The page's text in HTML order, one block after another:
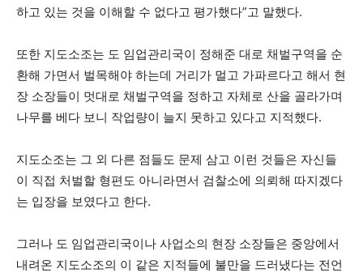
하고 있는 것을 이해할 수 없다고 평가했다”고 말했다.
또한 지도소조는 도 임업관리국이 정해준 대로 채벌구역을 순
환해 가면서 벌목해야 하는데 거리가 멀고 가파르다고 해서 현
장 소장들이 멋대로 채벌구역을 정하고 자체로 산을 골라가며
나무를 베다 보니 작업량이 늘지 못하고 있다고 지적했다.
지도소조는 그 외 다른 점들도 문제 삼고 이런 것들은 자신들
이 직접 처벌할 형편도 아니라면서 검찰소에 의뢰해 따지겠다
는 입장을 보였다고 한다.
그러나 도 임업관리국이나 사업소의 현장 소장들은 중앙에서
내려온 지도소조의 이 같은 지적들에 불만을 드러냈다는 전언